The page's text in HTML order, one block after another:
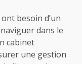
besoin d’un
dans le
cabinet
une gestion